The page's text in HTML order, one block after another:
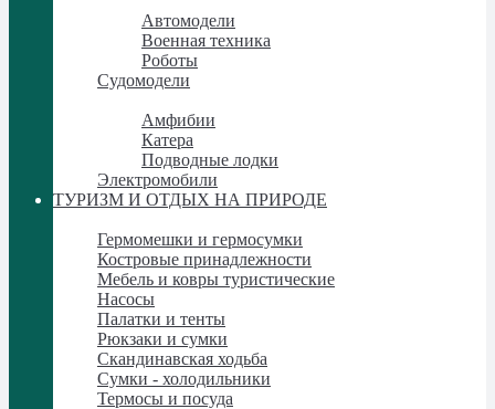
Автомодели
Военная техника
Роботы
Судомодели
Амфибии
Катера
Подводные лодки
Электромобили
ТУРИЗМ И ОТДЫХ НА ПРИРОДЕ
Гермомешки и гермосумки
Костровые принадлежности
Мебель и ковры туристические
Насосы
Палатки и тенты
Рюкзаки и сумки
Скандинавская ходьба
Сумки - холодильники
Термосы и посуда